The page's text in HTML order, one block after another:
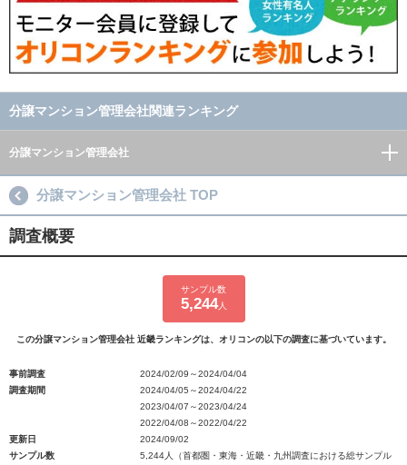
分譲マンション管理会社関連ランキング
分譲マンション管理会社
分譲マンション管理会社 TOP
調査概要
サンプル数
5,244人
この分譲マンション管理会社 近畿ランキングは、オリコンの以下の調査に基づいています。
事前調査
2024/02/09～2024/04/04
調査期間
2024/04/05～2024/04/22
2023/04/07～2023/04/24
2022/04/08～2022/04/22
更新日
2024/09/02
サンプル数
5,244人（首都圏・東海・近畿・九州調査における総サンプル